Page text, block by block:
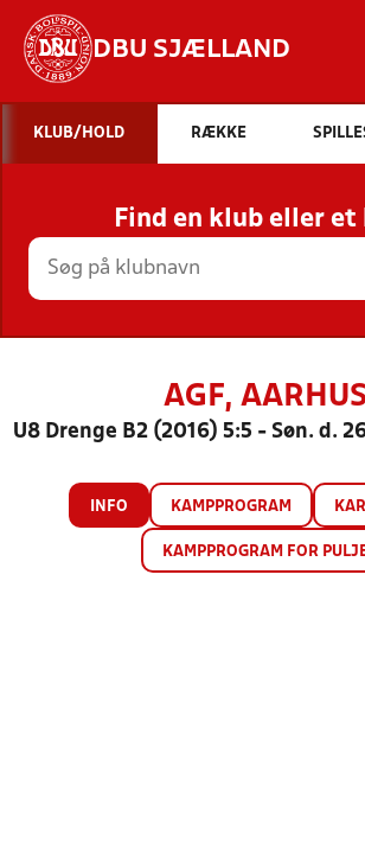
DBU SJÆLLAND
Hvad
INDHOLD
STILLINGER, RESULTATER,
HOLD
KLUB/HOLD RÆKKE
Find en klub eller et
AGF, AARHUS
U8 Drenge B2 (2016) 5:5 - Søn. d.
INFO KAMPPROGRAM
KAMPPROGRAM FOR